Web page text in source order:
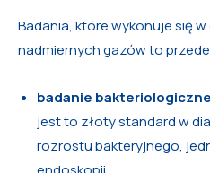
Badania, które wykonuje się
nadmiernych gazów to
badanie
jest to złoty standard w
rozrostu bakteryjnego,